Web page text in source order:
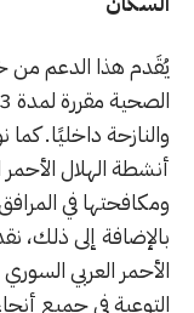
يُقَدم هذا الدعم من
والنازحة داخليًا.
أنشطة الهلال
ومكافحتها في
بالإضافة إلى ذلك،
الأحمر العربي
التوعية في جميع